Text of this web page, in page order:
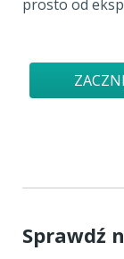
prosto od
Sprawdź